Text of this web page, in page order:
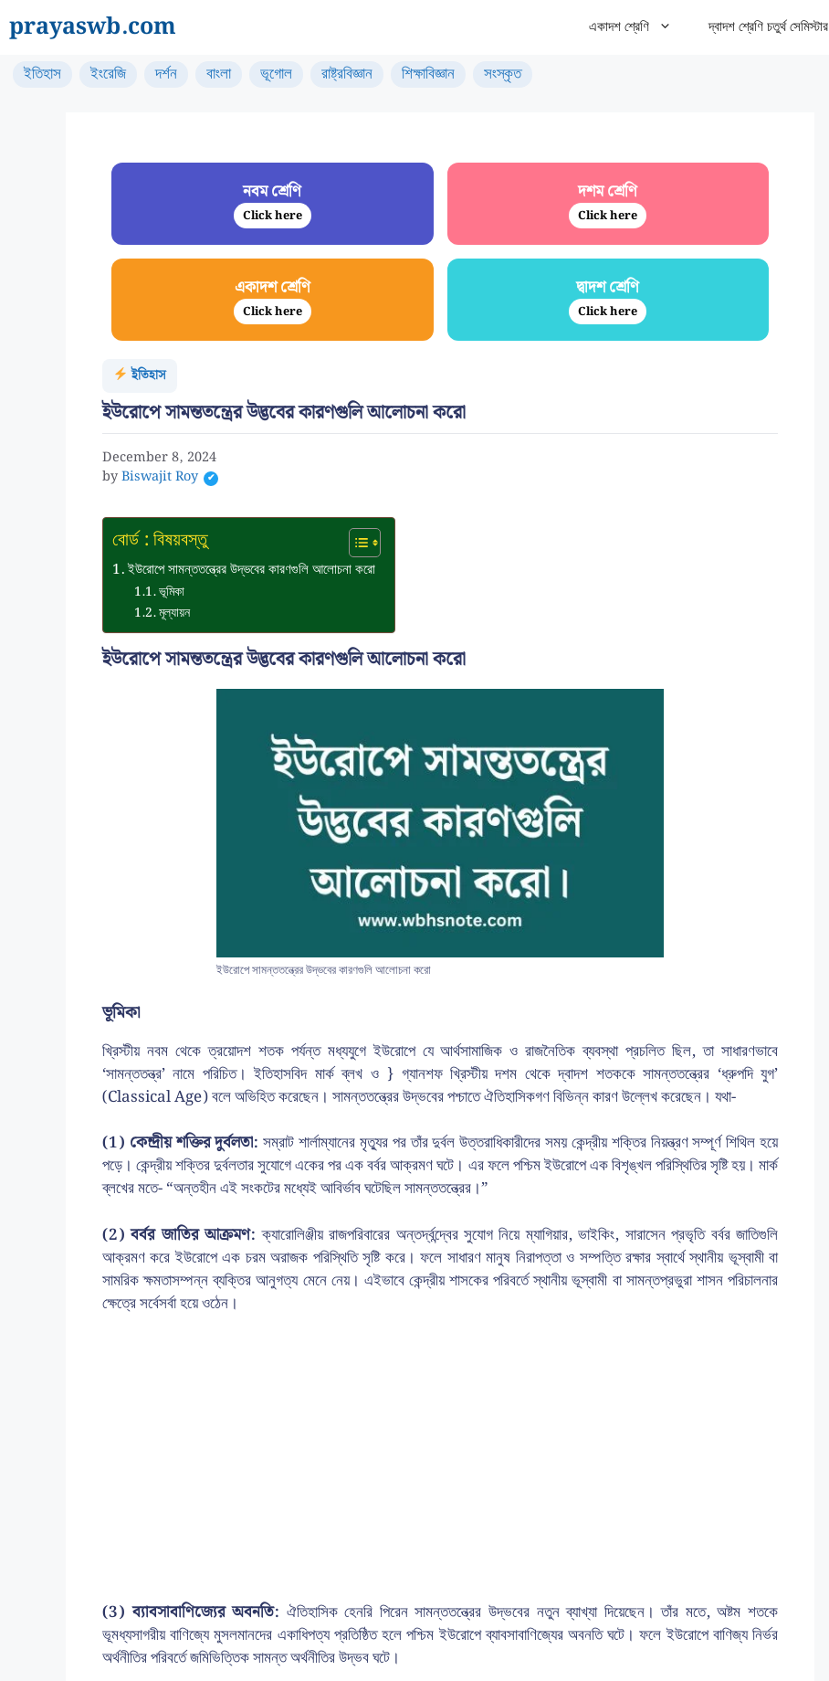
to
content
prayaswb.com একাদশ শ্রেণি দ্বাদশ শ্রেণি চতুর্থ সেমিস্টার
ইতিহাস ইংরেজি দর্শন বাংলা ভূগোল রাষ্ট্রবিজ্ঞান শিক্ষাবিজ্ঞান সংস্কৃত
নবম শ্রেণি
Click here
দশম শ্রেণি
Click here
একাদশ শ্রেণি
Click here
দ্বাদশ শ্রেণি
Click here
ইতিহাস
ইউরোপে সামন্ততন্ত্রের উদ্ভবের কারণগুলি আলোচনা করো
December 8, 2024
byBiswajit Roy
বোর্ড : বিষয়বস্তু
ইউরোপে সামন্ততন্ত্রের উদ্ভবের কারণগুলি আলোচনা করো
ভূমিকা
মূল্যায়ন
ইউরোপে সামন্ততন্ত্রের উদ্ভবের কারণগুলি আলোচনা করো
ইউরোপে সামন্ততন্ত্রের উদ্ভবের কারণগুলি আলোচনা করো
ভূমিকা
খ্রিস্টীয় নবম থেকে ত্রয়োদশ শতক পর্যন্ত মধ্যযুগে ইউরোপে যে আর্থসামাজিক ও রাজনৈতিক ব্যবস্থা প্রচলিত ছিল, তা সাধারণভাবে
‘সামন্ততন্ত্র’ নামে পরিচিত। ইতিহাসবিদ মার্ক ব্লখ ও } গ্যানশফ খ্রিস্টীয় দশম থেকে দ্বাদশ শতককে সামন্ততন্ত্রের ‘ধ্রুপদি যুগ’
(Classical Age) বলে অভিহিত করেছেন। সামন্ততন্ত্রের উদ্ভবের পশ্চাতে ঐতিহাসিকগণ বিভিন্ন কারণ উল্লেখ করেছেন। যথা-
(1) কেন্দ্রীয় শক্তির দুর্বলতা:সম্রাট শার্লাম্যানের মৃত্যুর পর তাঁর দুর্বল উত্তরাধিকারীদের সময় কেন্দ্রীয় শক্তির নিয়ন্ত্রণ সম্পূর্ণ শিথিল হয়ে
পড়ে। কেন্দ্রীয় শক্তির দুর্বলতার সুযোগে একের পর এক বর্বর আক্রমণ ঘটে। এর ফলে পশ্চিম ইউরোপে এক বিশৃঙ্খল পরিস্থিতির সৃষ্টি হয়। মার্ক
ব্লখের মতে- “অন্তহীন এই সংকটের মধ্যেই আবির্ভাব ঘটেছিল সামন্ততন্ত্রের।”
(2) বর্বর জাতির আক্রমণ: ক্যারোলিঞ্জীয় রাজপরিবারের অন্তর্দ্বন্দ্বের সুযোগ নিয়ে ম্যাগিয়ার, ভাইকিং, সারাসেন প্রভৃতি বর্বর জাতিগুলি
আক্রমণ করে ইউরোপে এক চরম অরাজক পরিস্থিতি সৃষ্টি করে। ফলে সাধারণ মানুষ নিরাপত্তা ও সম্পত্তি রক্ষার স্বার্থে স্থানীয় ভূস্বামী বা
সামরিক ক্ষমতাসম্পন্ন ব্যক্তির আনুগত্য মেনে নেয়। এইভাবে কেন্দ্রীয় শাসকের পরিবর্তে স্থানীয় ভূস্বামী বা সামন্তপ্রভুরা শাসন পরিচালনার
ক্ষেত্রে সর্বেসর্বা হয়ে ওঠেন।
(3) ব্যাবসাবাণিজ্যের অবনতি: ঐতিহাসিক হেনরি পিরেন সামন্ততন্ত্রের উদ্ভবের নতুন ব্যাখ্যা দিয়েছেন। তাঁর মতে, অষ্টম শতকে
ভূমধ্যসাগরীয় বাণিজ্যে মুসলমানদের একাধিপত্য প্রতিষ্ঠিত হলে পশ্চিম ইউরোপে ব্যাবসাবাণিজ্যের অবনতি ঘটে। ফলে ইউরোপে বাণিজ্য নির্ভর
অর্থনীতির পরিবর্তে জমিভিত্তিক সামন্ত অর্থনীতির উদ্ভব ঘটে।